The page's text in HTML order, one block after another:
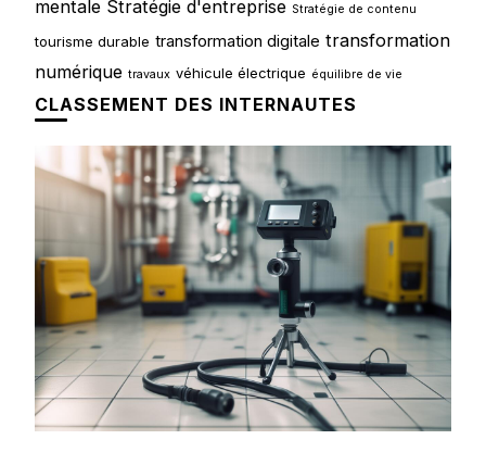
mentale Stratégie d'entreprise Stratégie de contenu
tourisme durable transformation digitale transformation
numérique travaux véhicule électrique équilibre de vie
CLASSEMENT DES INTERNAUTES